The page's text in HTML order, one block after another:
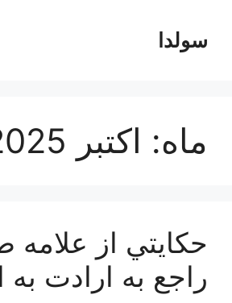
محتواسولدا
ماه: اکتبر 2025
حكايتي از علامه
راجع به ارادت به